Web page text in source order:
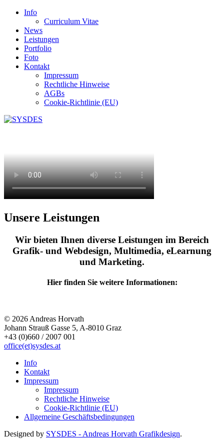
Info
Curriculum Vitae
News
Leistungen
Portfolio
Foto
Kontakt
Impressum
Rechtliche Hinweise
AGBs
Cookie-Richtlinie (EU)
Unsere Leistungen
Wir bieten Ihnen diverse Leistungen im Bereich
Grafik- und Webdesign, Multimedia, eLearnung
und Marketing.
Hier finden Sie weitere Informationen:
© 2026 Andreas Horvath
Johann Strauß Gasse 5, A-8010 Graz
+43 (0)660 / 2007 001
office(et)sysdes.at
Info
Kontakt
Impressum
Impressum
Rechtliche Hinweise
Cookie-Richtlinie (EU)
Allgemeine Geschäftsbedingungen
Designed by SYSDES - Andreas Horvath Grafikdesign.